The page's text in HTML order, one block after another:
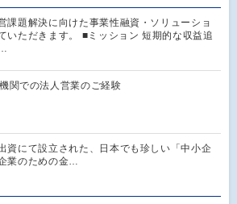
課題解決に向けた事業性融資・ソリューショ
いただきます。 ■ミッション 短期的な収益追
機関での法人営業のご経験
資にて設立された、日本でも珍しい「中小企
業のための金…